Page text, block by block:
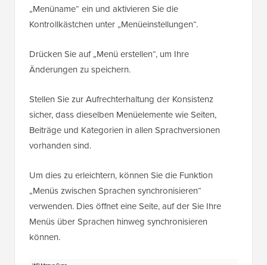
„Menüname“ ein und aktivieren Sie die
Kontrollkästchen unter „Menüeinstellungen“.
Drücken Sie auf „Menü erstellen“, um Ihre
Änderungen zu speichern.
Stellen Sie zur Aufrechterhaltung der Konsistenz
sicher, dass dieselben Menüelemente wie Seiten,
Beiträge und Kategorien in allen Sprachversionen
vorhanden sind.
Um dies zu erleichtern, können Sie die Funktion
„Menüs zwischen Sprachen synchronisieren“
verwenden. Dies öffnet eine Seite, auf der Sie Ihre
Menüs über Sprachen hinweg synchronisieren
können.